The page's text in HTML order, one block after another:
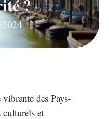
?
des Pays-
culturels et